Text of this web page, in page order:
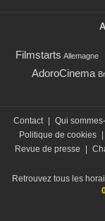
Filmstarts Allemagne
AdoroCinema
Contact | Qui
Politique de cookies |
Revue de presse
|
Retrouvez tous les